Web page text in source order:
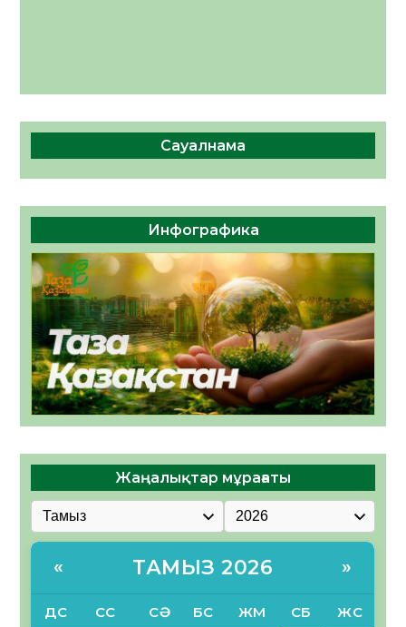
Сауалнама
Инфографика
Жаңалықтар мұрағаты
« ТАМЫЗ 2026 »
ДС СС СӘ БС ЖМ СБ ЖС